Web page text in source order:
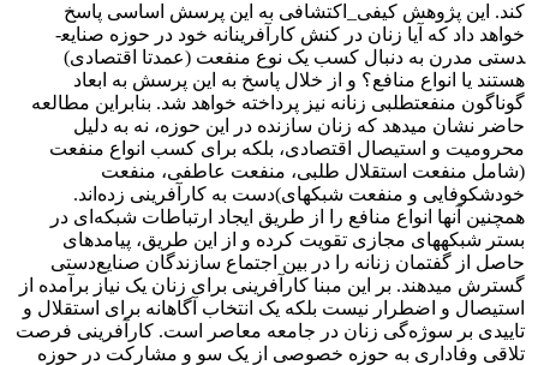
کند. این پژوهش کیفی_اکتشافی به این پرسش اساسی پاسخ
خواهد داد که آیا زنان در کنش کارآفرینانه خود در حوزه صنایع­
دستی مدرن به دنبال کسب یک نوع منفعت (عمدتا اقتصادی)
هستند یا انواع منافع؟ و از خلال پاسخ به این پرسش به ابعاد
گوناگون منفعت­طلبی زنانه نیز پرداخته خواهد شد. بنابراین مطالعه
حاضر نشان می­دهد که زنان سازنده در این حوزه، نه به دلیل
محرومیت و استیصال اقتصادی، بلکه برای کسب انواع منفعت
(شامل منفعت استقلال طلبی، منفعت عاطفی، منفعت
خودشکوفایی و منفعت شبکه­ای)دست به کارآفرینی زده‌اند.
همچنین آنها انواع منافع را از طریق ایجاد ارتباطات شبکه‌ای در
بستر شبکه­های مجازی تقویت کرده و از این طریق، پیامدهای
حاصل از گفتمان زنانه را در بین اجتماع سازندگان صنایع‌دستی
گسترش می­دهند. بر این مبنا کارآفرینی برای زنان یک نیاز برآمده از
استیصال و اضطرار نیست بلکه یک انتخاب آگاهانه برای استقلال و
تاییدی بر سوژه‌گی زنان در جامعه معاصر است. کارآفرینی فرصت
تلاقی وفاداری به حوزه خصوصی از یک سو و مشارکت در حوزه